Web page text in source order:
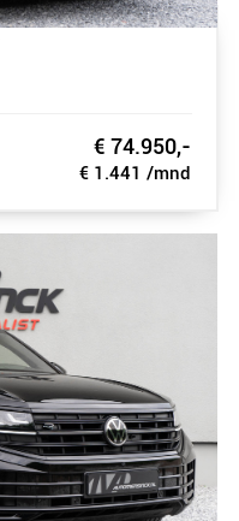
€ 74.950,-
€ 1.441 /mnd